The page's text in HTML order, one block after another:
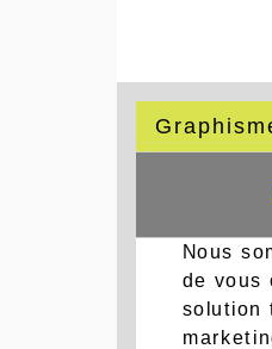
Nous
de vous
solution